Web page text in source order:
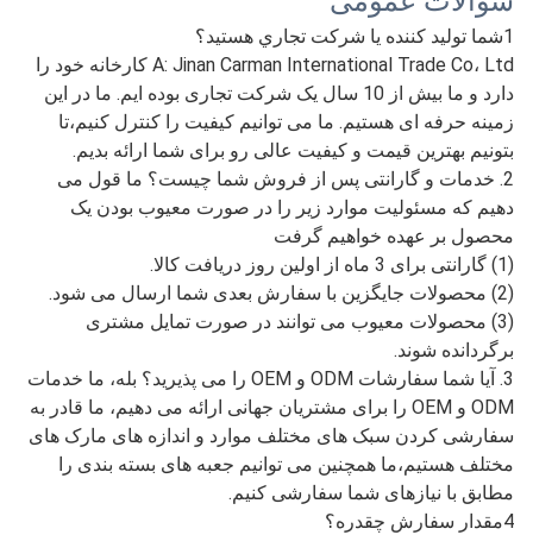
1شما توليد کننده يا شرکت تجاري هستيد؟
A: Jinan Carman International Trade Co، Ltd کارخانه خود را
دارد و ما بیش از 10 سال یک شرکت تجاری بوده ایم. ما در این
زمینه حرفه ای هستیم. ما می توانیم کیفیت را کنترل کنیم،تا
بتونیم بهترین قیمت و کیفیت عالی رو برای شما ارائه بدیم.
2. خدمات و گارانتی پس از فروش شما چیست؟ ما قول می
دهیم که مسئولیت موارد زیر را در صورت معیوب بودن یک
محصول بر عهده خواهیم گرفت
(1) گارانتی برای 3 ماه از اولین روز دریافت کالا.
(2) محصولات جایگزین با سفارش بعدی شما ارسال می شود.
(3) محصولات معیوب می توانند در صورت تمایل مشتری
برگردانده شوند.
3. آیا شما سفارشات ODM و OEM را می پذیرید؟ بله، ما خدمات
ODM و OEM را برای مشتریان جهانی ارائه می دهیم، ما قادر به
سفارشی کردن سبک های مختلف موارد و اندازه های مارک های
مختلف هستیم،ما همچنین می توانیم جعبه های بسته بندی را
مطابق با نیازهای شما سفارشی کنیم.
4مقدار سفارش چقدره؟